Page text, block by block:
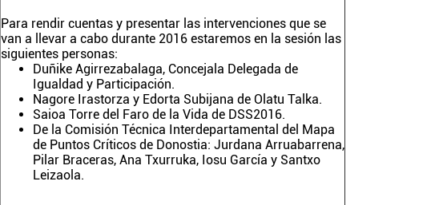
Para rendir cuentas y presentar las intervenciones que se
van a llevar a cabo durante 2016 estaremos en la sesión las
siguientes personas:
Duñike Agirrezabalaga, Concejala Delegada de
Igualdad y Participación.
Nagore Irastorza y Edorta Subijana de Olatu Talka.
Saioa Torre del Faro de la Vida de DSS2016.
De la Comisión Técnica Interdepartamental del Mapa
de Puntos Críticos de Donostia: Jurdana Arruabarrena,
Pilar Braceras, Ana Txurruka, Iosu García y Santxo
Leizaola.